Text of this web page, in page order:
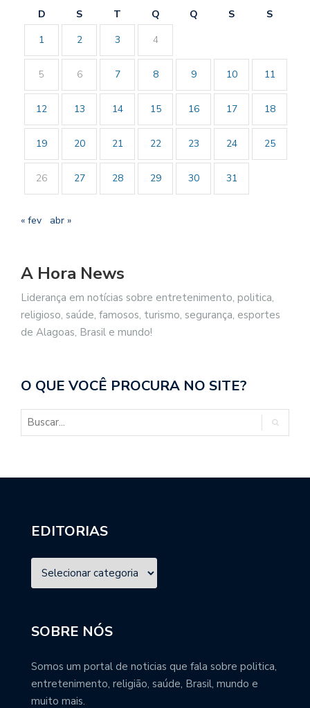
D S T Q Q S
S
1
2 3 4
5 6 7 8 9 10 11
12 13 14 15 16 17 18
19 20 21 22 23 24 25
26 27 28 29 30 31
« fev abr »
A Hora News
Liderança em notícias sobre entretenimento, politica,
religioso, saúde, famosos, turismo, segurança, esportes
de Alagoas, Brasil e mundo!
O QUE VOCÊ PROCURA NO SITE?
EDITORIAS
SOBRE NÓS
Somos um portal de noticias que fala sobre politica,
entretenimento, religião, saúde, Brasil, mundo e
muito mais.